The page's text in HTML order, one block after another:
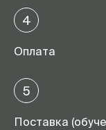
4
Оплата
5
Поставка